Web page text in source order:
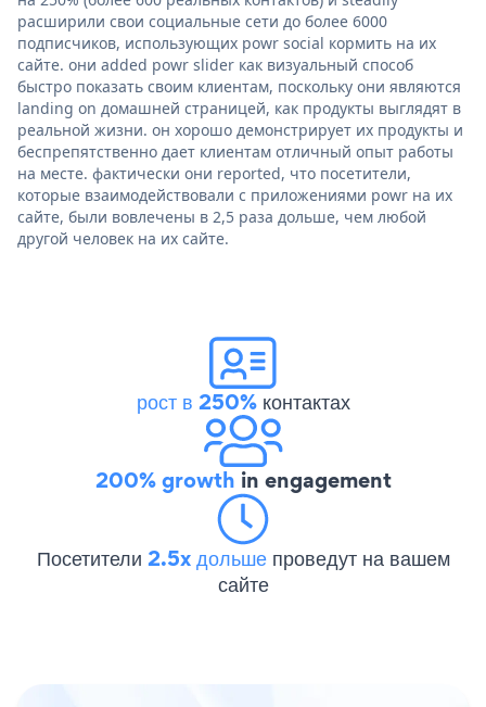
расширили свои социальные сети до более 6000
подписчиков, использующих powr social кормить на их
сайте. они added powr slider как визуальный способ
быстро показать своим клиентам, поскольку они являются
landing on домашней страницей, как продукты выглядят в
реальной жизни. он хорошо демонстрирует их продукты и
беспрепятственно дает клиентам отличный опыт работы
на месте. фактически они reported, что посетители,
которые взаимодействовали с приложениями powr на их
сайте, были вовлечены в 2,5 раза дольше, чем любой
другой человек на их сайте.
рост в 250%контактах
200% growth in engagement
Посетители 2.5x дольше проведут на вашем
сайте